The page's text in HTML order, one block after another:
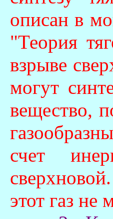
описан в
"Теория
взрыве
могут
вещество,
счет
этот газ не